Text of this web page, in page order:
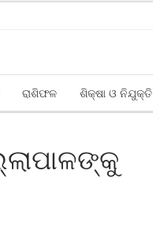
ରାଶିଫଳ ଶିକ୍ଷା ଓ ନିଯୁକ୍ତି